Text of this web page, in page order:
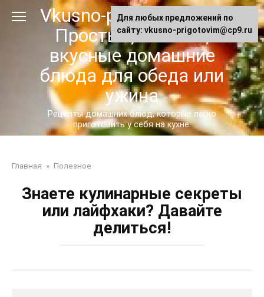
Vkusno-prigotovim.ru -
Простые, сытные,
вкусные домашние
блюда для обеда или
ужина
Рецепты домашних блюд, которые легко
приготовить у себя на кухне.
Главная » Полезное
Знаете кулинарные секреты
или лайфхаки? Давайте
делиться!
Для любых предложений по
сайту: vkusno-prigotovim@cp9.ru